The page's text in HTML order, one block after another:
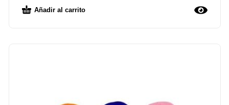
Añadir al carrito